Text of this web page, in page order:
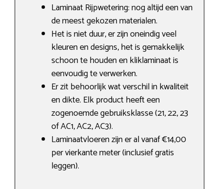
Laminaat Rijpwetering: nog altijd een van
de meest gekozen materialen.
Het is niet duur, er zijn oneindig veel
kleuren en designs, het is gemakkelijk
schoon te houden en kliklaminaat is
eenvoudig te verwerken.
Er zit behoorlijk wat verschil in kwaliteit
en dikte. Elk product heeft een
zogenoemde gebruiksklasse (21, 22, 23
of AC1, AC2, AC3).
Laminaatvloeren zijn er al vanaf €14,00
per vierkante meter (inclusief gratis
leggen).